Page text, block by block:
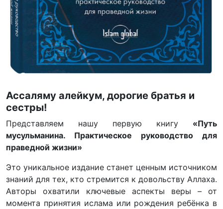
Ассаляму алейкум, дорогие братья и
сестры!
Представляем нашу первую книгу «Путь
мусульманина. Практическое руководство для
праведной жизни»
Это уникальное издание станет ценным источником
знаний для тех, кто стремится к довольству Аллаха.
Авторы охватили ключевые аспекты веры – от
момента принятия ислама или рождения ребёнка в